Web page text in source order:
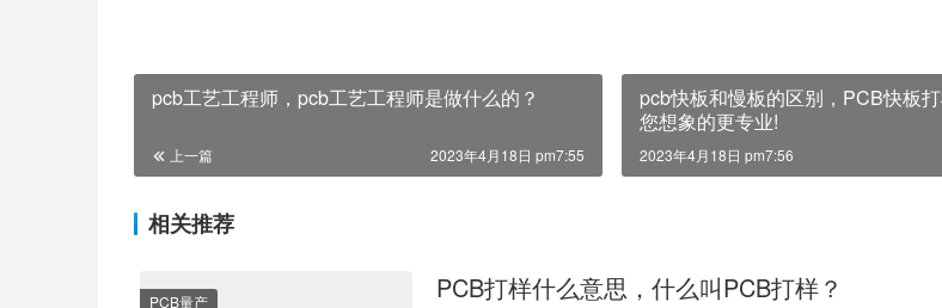
pcb工艺工程师，pcb工艺工程师是做什么的？
上一篇 2023年4月18日 pm7:55
pcb快板和慢板的区别，PCB快板
您想象的更专业!
2023年4月18日 pm7:56
相关推荐
PCB量产 PCB打样什么意思，什么叫PCB打样？